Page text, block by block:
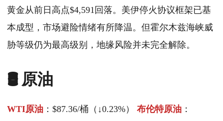
黄金从前日高点$4,591回落。美伊停火协议框架已基
本成型，市场避险情绪有所降温。但霍尔木兹海峡威
胁等级仍为最高级别，地缘风险并未完全解除。
🛢️ 原油
WTI原油 ：$87.36/桶（↓0.23%） 布伦特原油 ：